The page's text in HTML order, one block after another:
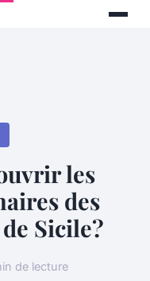
les
des
Sicile?
de lecture